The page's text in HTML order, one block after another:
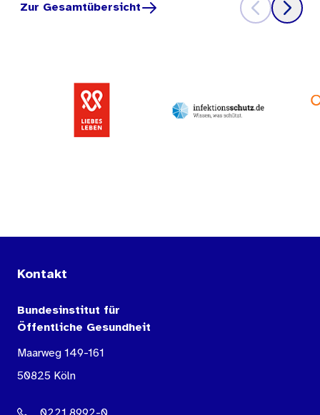
Zur Gesamtübersicht
Kontakt
Bundesinstitut für
Öffentliche Gesundheit
Maarweg 149-161
50825 Köln